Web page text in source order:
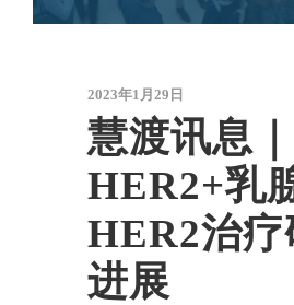
2023年1月29日
慧渡讯息｜
HER2+乳
HER2治疗
进展